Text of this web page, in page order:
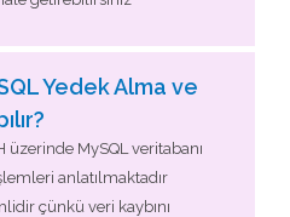
Yedek Alma ve
üzerinde MySQL veritabanı
anlatılmaktadır
çünkü veri kaybını